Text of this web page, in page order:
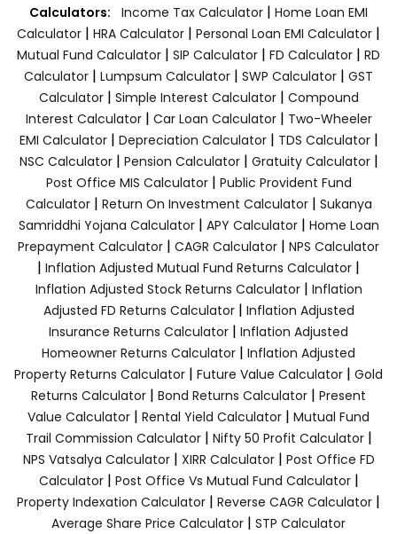
Calculators: Income Tax Calculator | Home Loan EMI
Calculator | HRA Calculator | Personal Loan EMI Calculator |
Mutual Fund Calculator | SIP Calculator | FD Calculator | RD
Calculator | Lumpsum Calculator | SWP Calculator | GST
Calculator| Simple Interest Calculator| Compound
Interest Calculator| Car Loan Calculator| Two-Wheeler
EMI Calculator| Depreciation Calculator| TDS Calculator|
NSC Calculator| Pension Calculator| Gratuity Calculator|
Post Office MIS Calculator| Public Provident Fund
Calculator| Return On Investment Calculator| Sukanya
Samriddhi Yojana Calculator| APY Calculator| Home Loan
Prepayment Calculator | CAGR Calculator | NPS Calculator
| Inflation Adjusted Mutual Fund Returns Calculator |
Inflation Adjusted Stock Returns Calculator| Inflation
Adjusted FD Returns Calculator| Inflation Adjusted
Insurance Returns Calculator | Inflation Adjusted
Homeowner Returns Calculator | Inflation Adjusted
Property Returns Calculator | Future Value Calculator | Gold
Returns Calculator | Bond Returns Calculator | Present
Value Calculator | Rental Yield Calculator | Mutual Fund
Trail Commission Calculator| Nifty 50 Profit Calculator|
NPS Vatsalya Calculator| XIRR Calculator| Post Office FD
Calculator| Post Office Vs Mutual Fund Calculator|
Property Indexation Calculator | Reverse CAGR Calculator |
Average Share Price Calculator | STP Calculator